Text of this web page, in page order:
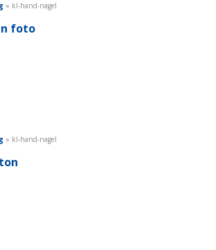
» kl-hand-nagel
foto
» kl-hand-nagel